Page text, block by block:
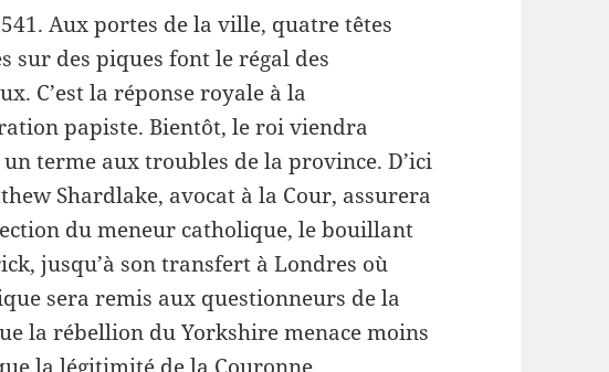
Aux portes de la ville, quatre têtes
sur des piques font le régal des
C’est la réponse royale à la
papiste. Bientôt, le roi viendra
terme aux troubles de la province. D’ici
Shardlake, avocat à la Cour, assurera
du meneur catholique, le bouillant
jusqu’à son transfert à Londres où
sera remis aux questionneurs de la
la rébellion du Yorkshire menace moins